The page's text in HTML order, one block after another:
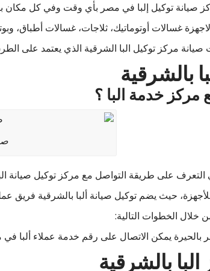
صيانة توكيل إلبا في مصر بأي وقت وفي كل مكان
غسالات أوتوماتيك، ثلاجات، غسالات أطباق،
مركز توكيل البا الشرقية الذي يعتمد على
بالشرقية
مركز خدمة البا ؟
التعرف على طريقة التواصل مع مركز توكيل صيانة
حيث يضم توكيل صيانة ألبا بالشرقية فريق
خلال الخطوات التالية:
يمكن الاتصال على رقم خدمة عملاء ألبا
بالشرقية